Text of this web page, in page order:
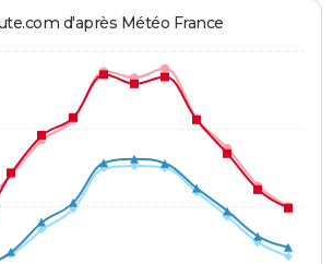
d'après Météo France